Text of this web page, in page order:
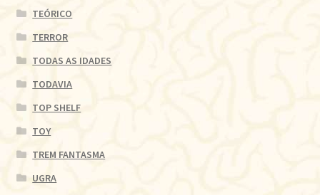
TEÓRICO
TERROR
TODAS AS IDADES
TODAVIA
TOP SHELF
TOY
TREM FANTASMA
UGRA